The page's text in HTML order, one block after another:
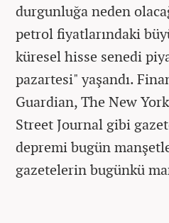
durgunluğa neden
petrol fiyatlarındaki
küresel hisse senedi
pazartesi" yaşandı.
Guardian, The New
Street Journal gibi
depremi bugün
gazetelerin bugünkü